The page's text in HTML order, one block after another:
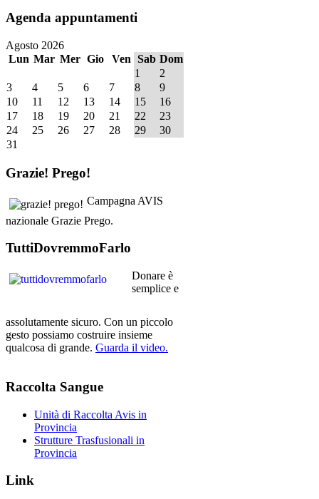
Agenda appuntamenti
Agosto 2026
Lun Mar Mer Gio Ven Sab Dom
1
2
3
4 5 6 7 8
9
10
11 12 13 14 15
16
17
18 19 20 21 22
23
24
25 26 27 28 29
30
31
Grazie! Prego!
Campagna AVIS
nazionale Grazie Prego.
TuttiDovremmoFarlo
Donare è
semplice e
assolutamente sicuro. Con un piccolo
gesto possiamo costruire insieme
qualcosa di grande. Guarda il video.
Raccolta Sangue
Unità di Raccolta Avis in
Provincia
Strutture Trasfusionali in
Provincia
Link